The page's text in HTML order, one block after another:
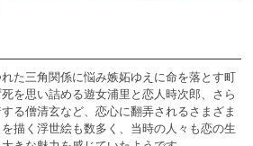
た三角関係に悩み嫉妬ゆえに命を落とす町
を思い詰める遊女浦里と恋人時次郎、さら
る僧清玄など、恋心に翻弄されるさまざま
描く浮世絵も数多く、当時の人々も恋の生